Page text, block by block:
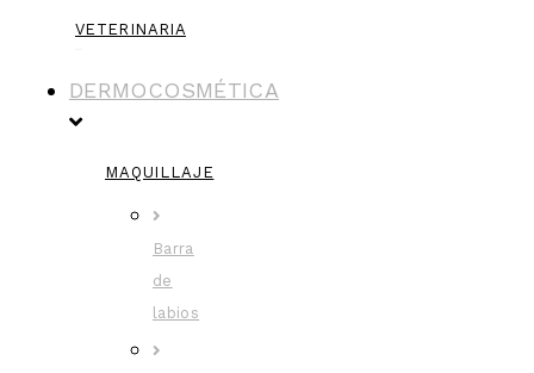
VETERINARIA
DERMOCOSMÉTICA
MAQUILLAJE
Barra
de
labios